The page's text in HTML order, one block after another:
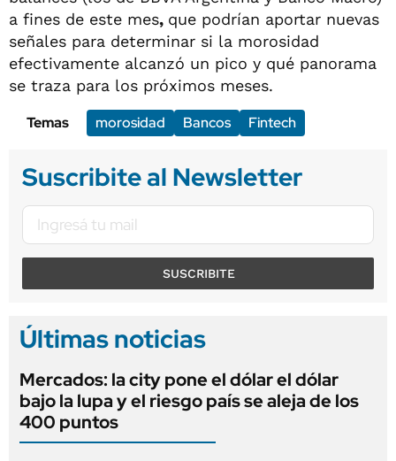
a fines de este mes, que podrían aportar nuevas
señales para determinar si la morosidad
efectivamente alcanzó un pico y qué panorama
se traza para los próximos meses.
Temas
morosidad Bancos Fintech
Suscribite al Newsletter
SUSCRIBITE
Últimas noticias
Mercados: la city pone el dólar el dólar
bajo la lupa y el riesgo país se aleja de los
400 puntos